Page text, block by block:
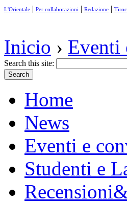
L'Orientale | Per collaborazioni | Redazione |
Inicio › Eventi
Search this site:
Home
News
Eventi e
Studenti e